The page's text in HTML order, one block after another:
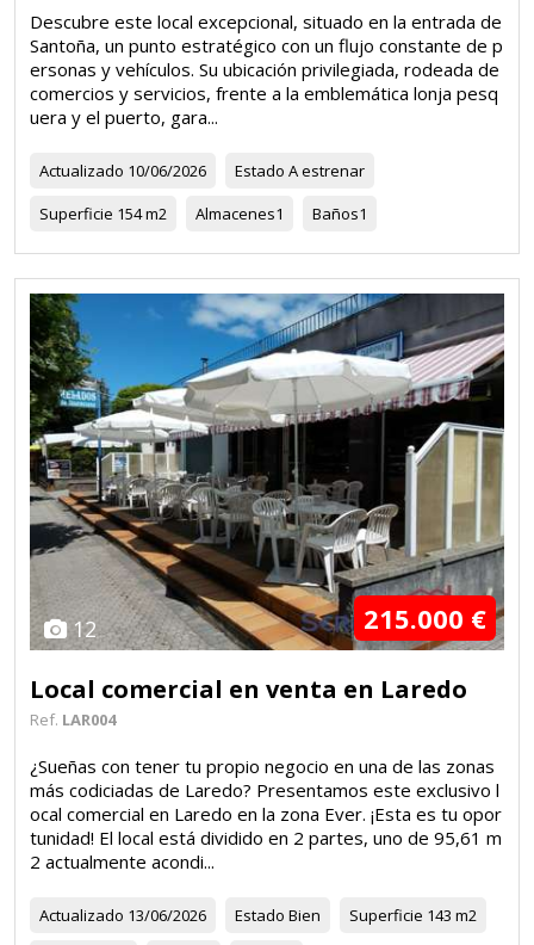
Descubre este local excepcional, situado en la entrada de
Santoña, un punto estratégico con un flujo constante de p
ersonas y vehículos. Su ubicación privilegiada, rodeada de
comercios y servicios, frente a la emblemática lonja pesq
uera y el puerto, gara...
Actualizado 10/06/2026 Estado A estrenar
Superficie 154 m2 Almacenes1 Baños1
12 215.000 €
Local comercial en venta en Laredo
Ref. LAR004
¿Sueñas con tener tu propio negocio en una de las zonas
más codiciadas de Laredo? Presentamos este exclusivo l
ocal comercial en Laredo en la zona Ever. ¡Esta es tu opor
tunidad! El local está dividido en 2 partes, uno de 95,61 m
2 actualmente acondi...
Actualizado 13/06/2026 Estado Bien Superficie 143 m2